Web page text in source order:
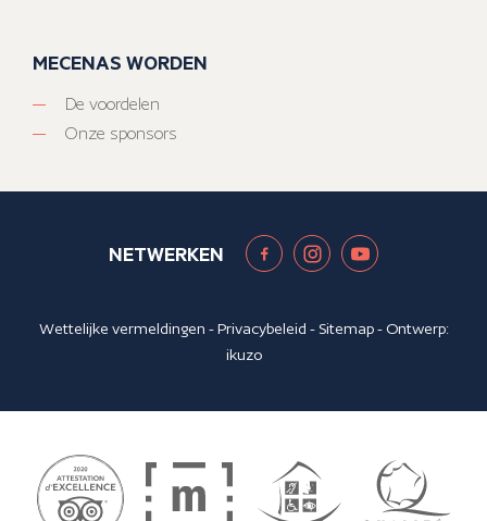
MECENAS WORDEN
De voordelen
Onze sponsors
NETWERKEN
Wettelijke vermeldingen -Privacybeleid - Sitemap- Ontwerp:
ikuzo